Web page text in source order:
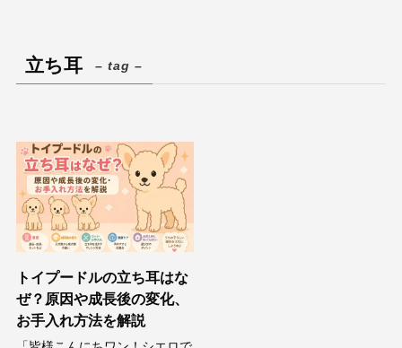
立ち耳 – tag –
トイプードルの立ち耳はな
ぜ？原因や成長後の変化、
お手入れ方法を解説